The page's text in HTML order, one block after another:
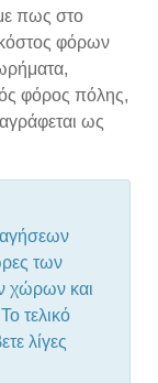
πως στο
φόρων
φόρος πόλης,
ως
των
χώρων και
τελικό
λίγες